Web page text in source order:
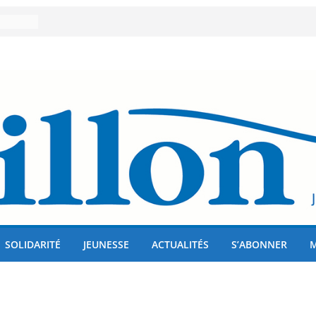
!
SOLIDARITÉ JEUNESSE ACTUALITÉS S’ABONNER